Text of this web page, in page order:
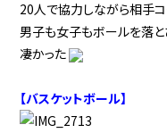
20人で協力しながら相手
男子も女子もボールを落
凄かった
【バスケットボール】